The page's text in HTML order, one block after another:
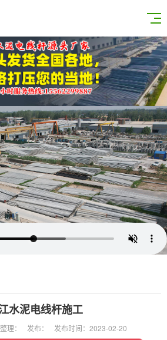
水泥电线杆施工
整理： 发布： 发布时间：2023-02-20